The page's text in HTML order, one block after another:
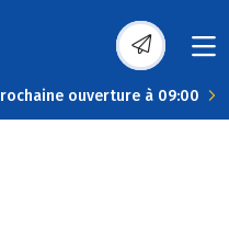
ouverture à 09:00